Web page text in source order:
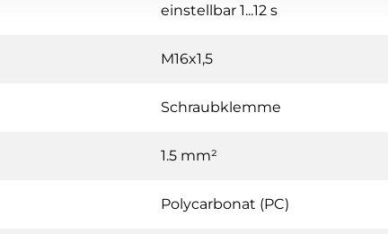
einstellbar 1...12 s
M16x1,5
Schraubklemme
1.5 mm²
Polycarbonat (PC)